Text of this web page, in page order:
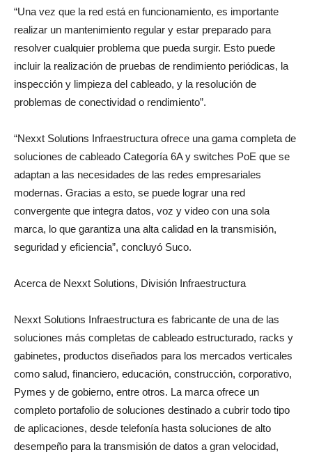
“Una vez que la red está en funcionamiento, es importante
realizar un mantenimiento regular y estar preparado para
resolver cualquier problema que pueda surgir. Esto puede
incluir la realización de pruebas de rendimiento periódicas, la
inspección y limpieza del cableado, y la resolución de
problemas de conectividad o rendimiento”.
“Nexxt Solutions Infraestructura ofrece una gama completa de
soluciones de cableado Categoría 6A y switches PoE que se
adaptan a las necesidades de las redes empresariales
modernas. Gracias a esto, se puede lograr una red
convergente que integra datos, voz y video con una sola
marca, lo que garantiza una alta calidad en la transmisión,
seguridad y eficiencia”, concluyó Suco.
Acerca de Nexxt Solutions, División Infraestructura
Nexxt Solutions Infraestructura es fabricante de una de las
soluciones más completas de cableado estructurado, racks y
gabinetes, productos diseñados para los mercados verticales
como salud, financiero, educación, construcción, corporativo,
Pymes y de gobierno, entre otros. La marca ofrece un
completo portafolio de soluciones destinado a cubrir todo tipo
de aplicaciones, desde telefonía hasta soluciones de alto
desempeño para la transmisión de datos a gran velocidad,